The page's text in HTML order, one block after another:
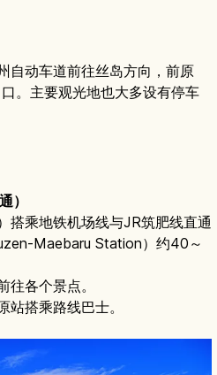
自动车道前往丝岛方向，前原
。主要观光地也大多设有停车
）
乘地铁机场线与JR筑肥线直通
Maebaru Station）约40～
往各个景点。
搭乘路线巴士。